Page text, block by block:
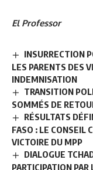
El Professor
INSURRECTION
LES PARENTS DES
INDEMNISATION
TRANSITION
SOMMÉS DE
RÉSULTATS
FASO : LE CONSEIL
VICTOIRE DU MPP
DIALOGUE
PARTICIPATION